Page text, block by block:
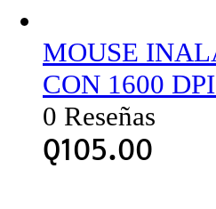
MOUSE
CON 1600
0 Reseñas
Q105.00